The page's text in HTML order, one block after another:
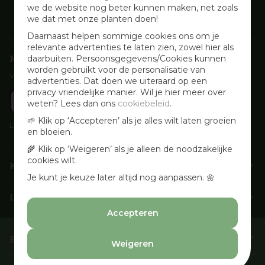
we de website nog beter kunnen maken, net zoals
we dat met onze planten doen!
Daarnaast helpen sommige cookies ons om je
relevante advertenties te laten zien, zowel hier als
daarbuiten. Persoonsgegevens/Cookies kunnen
worden gebruikt voor de personalisatie van
advertenties. Dat doen we uiteraard op een
privacy vriendelijke manier. Wil je hier meer over
weten? Lees dan ons cookiebeleid.
🌱 Klik op ‘Accepteren’ als je alles wilt laten groeien
en bloeien.
🌾 Klik op ‘Weigeren’ als je alleen de noodzakelijke
cookies wilt.
Je kunt je keuze later altijd nog aanpassen. 🌼
Accepteren
Weigeren
Nieuwsbrief aanmelden
Voor wekelijkse aanbiedingen, activiteiten en inspirerende tips
Lees onzePrivacyverklaring
Klantenservice
Info & openingstijden